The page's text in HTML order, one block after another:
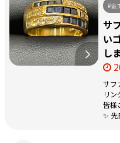
#金
サ
い
し
サフ
リ
皆様
✨